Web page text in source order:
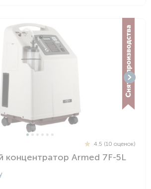
4.5 (10 оценок)
концентратор Armed 7F-5L